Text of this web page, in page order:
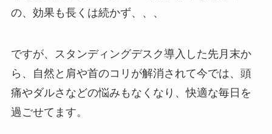
の、効果も長くは続かず、、、
ですが、スタンディングデスク導入した先月末か
ら、自然と肩や首のコリが解消されて今では、頭
痛やダルさなどの悩みもなくなり、快適な毎日を
過ごせてます。